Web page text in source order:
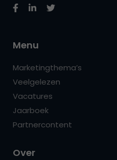
Menu
Marketingthema’s
Veelgelezen
Vacatures
Jaarboek
Partnercontent
Over